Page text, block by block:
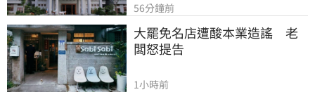
56分鐘前
大罷免名店遭酸本業造謠　老
闆怒提告
1小時前